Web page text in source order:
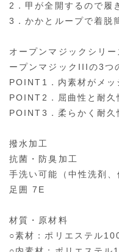
2．甲が全開するので履
3．かかとループで着脱
オープンマジックシリ
ープンマジックIIIの3つ
POINT1．内素材がメッ
POINT2．屈曲性と耐久
POINT3．柔らかく耐久
撥水加工
抗菌・防臭加工
手洗い可能（中性洗剤、
足囲 7E
材質・原材料
○素材：ポリエステル